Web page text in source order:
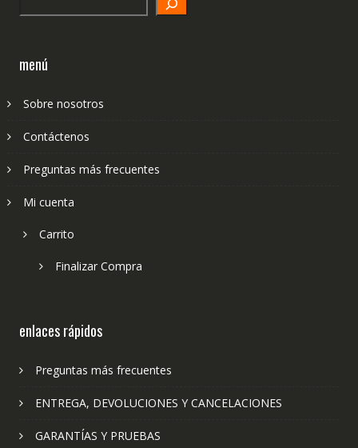
menú
Sobre nosotros
Contáctenos
Preguntas más frecuentes
Mi cuenta
Carrito
Finalizar Compra
enlaces rápidos
Preguntas más frecuentes
ENTREGA, DEVOLUCIONES Y CANCELACIONES
GARANTÍAS Y PRUEBAS